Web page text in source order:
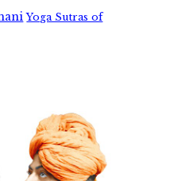
Yoga Sutras of